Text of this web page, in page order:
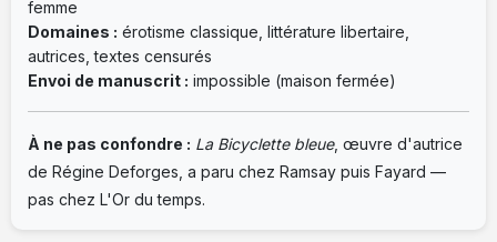
femme
Domaines : érotisme classique, littérature libertaire,
autrices, textes censurés
Envoi de manuscrit : impossible (maison fermée)
À ne pas confondre : La Bicyclette bleue, œuvre d'autrice
de Régine Deforges, a paru chez Ramsay puis Fayard —
pas chez L'Or du temps.